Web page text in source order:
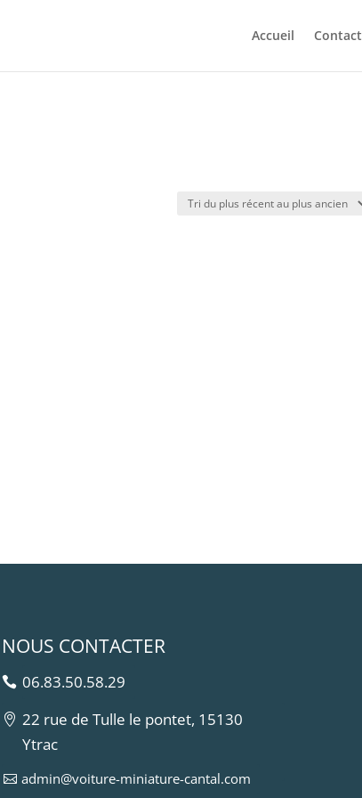
Accueil Contact
NOUS CONTACTER
06.83.50.58.29
22 rue de Tulle le pontet, 15130
Ytrac
admin@voiture-miniature-cantal.com